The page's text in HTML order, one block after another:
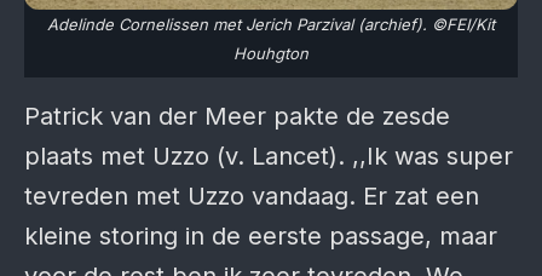
Adelinde Cornelissen met Jerich Parzival (archief). ©FEI/Kit
Houhgton
Patrick van der Meer pakte de zesde
plaats met Uzzo (v. Lancet). ,,Ik was super
tevreden met Uzzo vandaag. Er zat een
kleine storing in de eerste passage, maar